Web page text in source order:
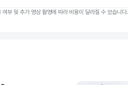
부 및 추가 영상 촬영에 따라 비용이 달라질 수 있습니다.